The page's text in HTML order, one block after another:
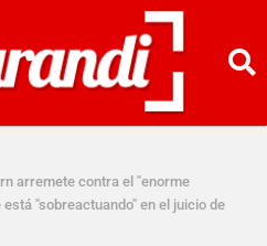
arremete contra el "enorme
"sobreactuando" en el juicio de